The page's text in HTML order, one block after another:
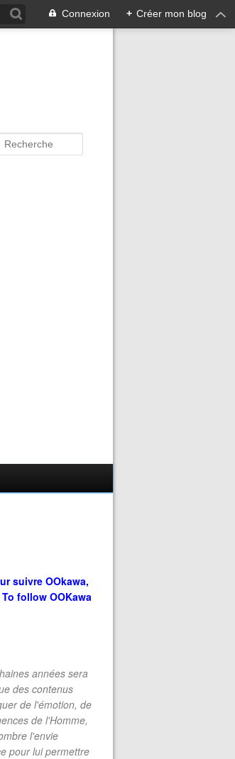
Connexion + Créer mon blog
suivre OOkawa,
To follow OOKawa
années sera
des contenus
de l'émotion, de
de l'Homme,
l'envie
pour lui permettre